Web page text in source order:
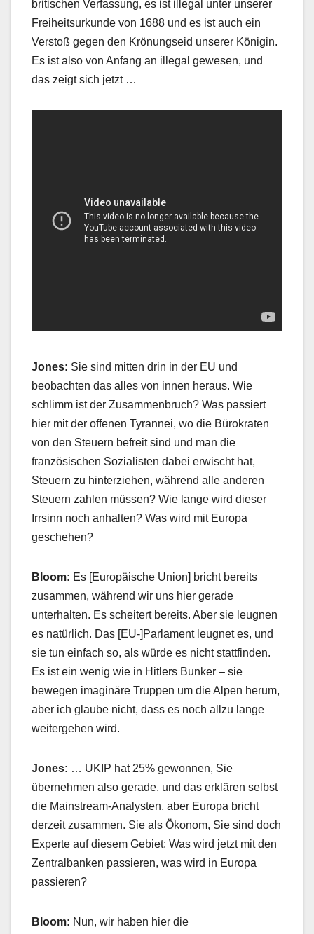
britischen Verfassung, es ist illegal unter unserer
Freiheitsurkunde von 1688 und es ist auch ein
Verstoß gegen den Krönungseid unserer Königin.
Es ist also von Anfang an illegal gewesen, und
das zeigt sich jetzt …
Jones: Sie sind mitten drin in der EU und
beobachten das alles von innen heraus. Wie
schlimm ist der Zusammenbruch? Was passiert
hier mit der offenen Tyrannei, wo die Bürokraten
von den Steuern befreit sind und man die
französischen Sozialisten dabei erwischt hat,
Steuern zu hinterziehen, während alle anderen
Steuern zahlen müssen? Wie lange wird dieser
Irrsinn noch anhalten? Was wird mit Europa
geschehen?
Bloom: Es [Europäische Union] bricht bereits
zusammen, während wir uns hier gerade
unterhalten. Es scheitert bereits. Aber sie leugnen
es natürlich. Das [EU-]Parlament leugnet es, und
sie tun einfach so, als würde es nicht stattfinden.
Es ist ein wenig wie in Hitlers Bunker – sie
bewegen imaginäre Truppen um die Alpen herum,
aber ich glaube nicht, dass es noch allzu lange
weitergehen wird.
Jones: … UKIP hat 25% gewonnen, Sie
übernehmen also gerade, und das erklären selbst
die Mainstream-Analysten, aber Europa bricht
derzeit zusammen. Sie als Ökonom, Sie sind doch
Experte auf diesem Gebiet: Was wird jetzt mit den
Zentralbanken passieren, was wird in Europa
passieren?
Bloom: Nun, wir haben hier die